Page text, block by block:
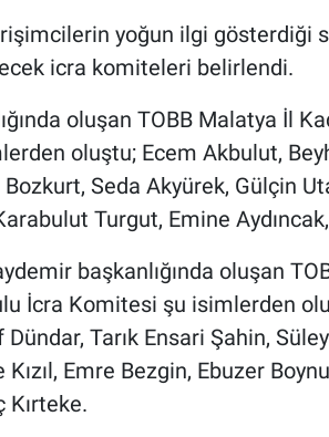
yoğun ilgi gösterdiği
icra komiteleri belirlendi.
oluşan TOBB Malatya İl
oluştu; Ecem Akbulut,
Seda Akyürek, Gülçin
Turgut, Emine Aydıncak,
başkanlığında oluşan
İcra Komitesi şu isimlerden
Tarık Ensari Şahin,
Emre Bezgin, Ebuzer
Kırteke.